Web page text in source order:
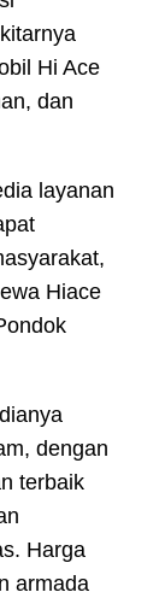
Hi Ace
dan
layanan
Hiace
dengan
terbaik
Harga
armada